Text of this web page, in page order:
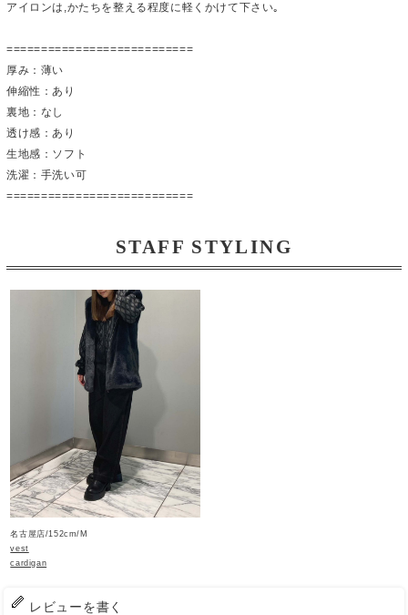
アイロンは,かたちを整える程度に軽くかけて下さい｡
===========================
厚み：薄い
伸縮性：あり
裏地：なし
透け感：あり
生地感：ソフト
洗濯：手洗い可
===========================
STAFF STYLING
名古屋店/152cm/M
vest
cardigan
レビューを書く